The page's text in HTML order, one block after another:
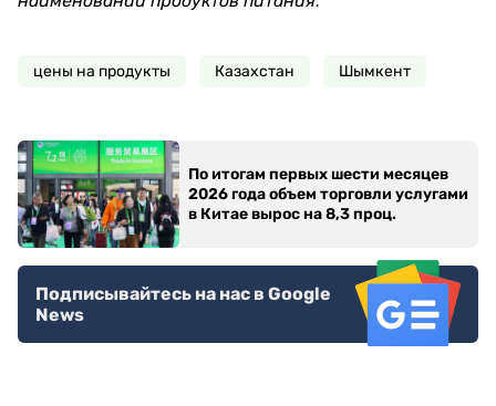
цены на продукты Казахстан Шымкент
По итогам первых шести месяцев
2026 года объем торговли услугами
в Китае вырос на 8,3 проц.
Подписывайтесь на нас в Google
News